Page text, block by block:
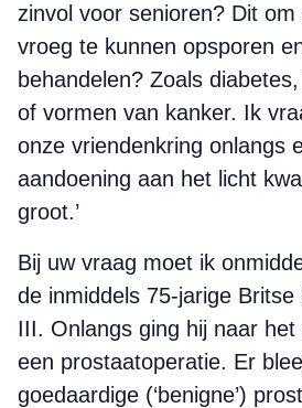
zinvol voor senioren? Dit
vroeg te kunnen opsporen
behandelen? Zoals
of vormen van kanker. Ik
onze vriendenkring onlangs
aandoening aan het licht
groot.’
Bij uw vraag moet ik
de inmiddels 75-jarige Britse
III. Onlangs ging hij naar
een prostaatoperatie. Er
goedaardige (‘benigne’)